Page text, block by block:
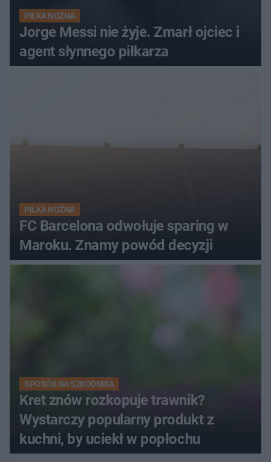
PIŁKA NOŻNA
Jorge Messi nie żyje. Zmarł ojciec i
agent słynnego piłkarza
PIŁKA NOŻNA
FC Barcelona odwołuje sparing w
Maroku. Znamy powód decyzji
SPOSÓB NA SZKODNIKA
Kret znów rozkopuje trawnik?
Wystarczy popularny produkt z
kuchni, by uciekł w popłochu